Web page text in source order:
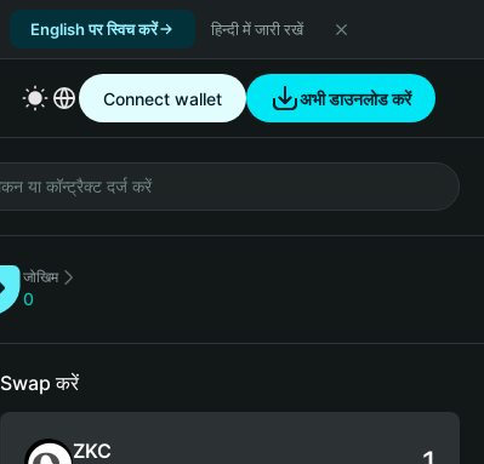
English पर स्विच करें हिन्दी में जारी रखें
Connect wallet अभी डाउनलोड करें
जोखिम
0
Swap करें
ZKC